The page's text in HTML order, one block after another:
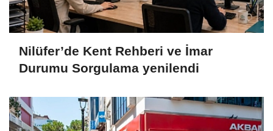
Nilüfer’de Kent Rehberi ve İmar
Durumu Sorgulama yenilendi